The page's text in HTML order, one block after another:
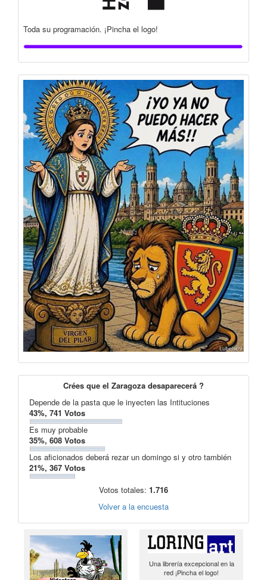
Toda su programación. ¡Pincha el logo!
Crées que el Zaragoza desaparecerá ?
Depende de la pasta que le inyecten las Intituciones
43%, 741 Votos
Es muy probable
35%, 608 Votos
Los aficionados deberá rezar un domingo si y otro también
21%, 367 Votos
Votos totales: 1.716
Volver a la encuesta
Una librería excepcional en la
red ¡Pincha el logo!